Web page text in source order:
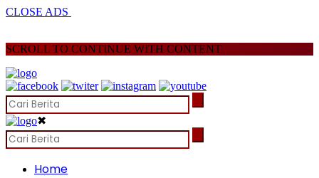
CLOSE ADS
SCROLL TO CONTINUE WITH CONTENT
✖
Home